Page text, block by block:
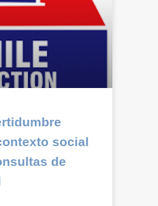
social
de